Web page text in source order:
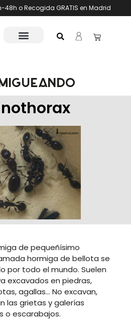
o Recogida GRATIS en Madrid
de pequeñísimo
hormiga de bellota se
por todo el mundo. Suelen
excavados en piedras,
agallas… No excavan,
las grietas y galerías
o escarabajos.